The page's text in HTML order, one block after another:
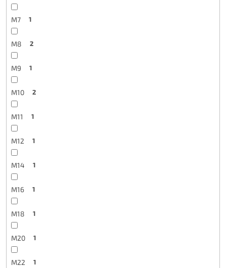
M7 1
M8 2
M9 1
M10 2
M11 1
M12 1
M14 1
M16 1
M18 1
M20 1
M22 1